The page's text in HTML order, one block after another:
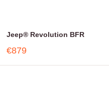
Jeep® Revolution BFR
€879